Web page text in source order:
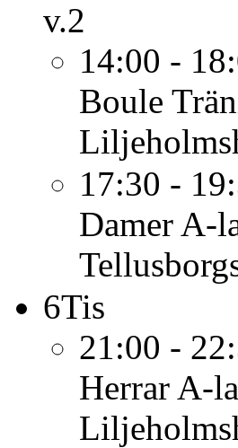
v.2
14:00 -
Boule
17:30 -
Damer A-
6Tis
21:00 -
Herrar A-